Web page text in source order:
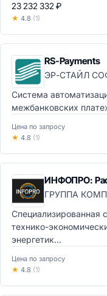
23 232 332 ₽
★ 4.8 (1)
RS-Payments
ЭР-СТАЙЛ
Система
межбанковских
Цена по запросу
★ 4.8 (1)
ИНФОПРО:
ГРУППА
Специализированная
технико-
энергетик...
Цена по запросу
★ 4.8 (1)